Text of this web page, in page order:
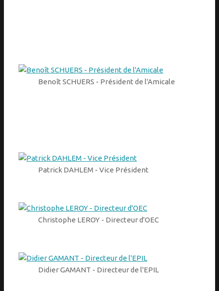
Benoît SCHUERS - Président de l'Amicale
Patrick DAHLEM - Vice Président
Christophe LEROY - Directeur d'OEC
Didier GAMANT - Directeur de l'EPIL